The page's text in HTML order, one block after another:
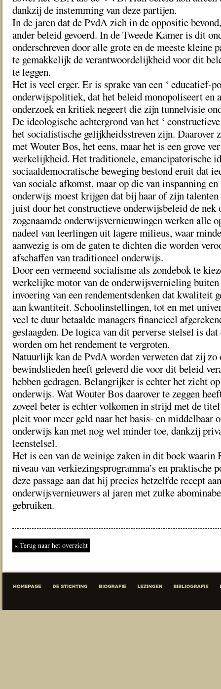
dankzij de instemming van deze partijen.
In de jaren dat de PvdA zich in de oppositie
ander beleid gevoerd. In de Tweede Kamer is dit
onderschreven door alle grote en de meeste kleine
te gemakkelijk de verantwoordelijkheid voor dit
te leggen.
Het is veel erger. Er is sprake van een ‘ educatief-
onderwijspolitiek, dat het beleid monopoliseert en
onderzoek en kritiek negeert die zijn tunnelvisie
De ideologische achtergrond van het ‘
het socialistische gelijkheidsstreven zijn.
met Wouter Bos, het eens, maar het is een grove
werkelijkheid. Het traditionele, emancipatorische
sociaaldemocratische beweging bestond eruit dat
van sociale afkomst, maar op die van inspanning
onderwijs moest krijgen dat bij haar of zijn
juist door het constructieve onderwijsbeleid de nek
zogenaamde onderwijsvernieuwingen werken alle
nadeel van leerlingen uit lagere milieus, waar
aanwezig is om de gaten te dichten die worden
afschaffen van traditioneel onderwijs.
Door een vermeend socialisme als zondebok te
werkelijke motor van de onderwijsvernieling buiten
invoering van een rendementsdenken dat kwaliteit
aan kwantiteit. Schoolinstellingen, tot en met
veel te duur betaalde managers financieel
geslaagden. De logica van dit perverse stelsel is
worden om het rendement te vergroten.
Natuurlijk kan de PvdA worden verweten dat zij zo
bewindslieden heeft geleverd die voor dit beleid
hebben gedragen. Belangrijker is echter het zicht
onderwijs. Wat Wouter Bos daarover te zeggen
zoveel beter is echter volkomen in strijd met de
pleit voor meer geld naar het basis- en middelbaar
onderwijs kan met nog wel minder toe, dankzij
leenstelsel.
Het is een van de weinige zaken in dit boek waarin
niveau van verkiezingsprogramma’s en praktische
deze passage aan dat hij precies hetzelfde recept
onderwijsvernieuwers al jaren met zulke
gebruiken.
« Terug naar het overzicht